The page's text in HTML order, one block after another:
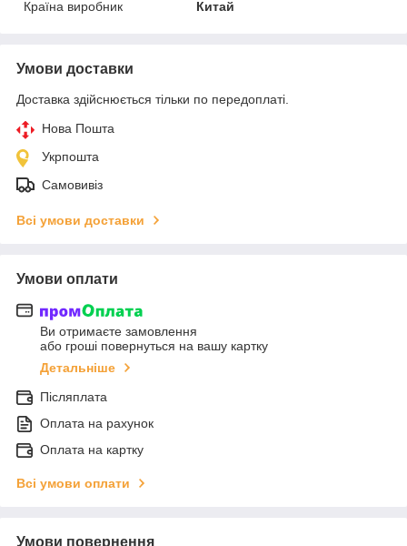
Країна виробник
Китай
Умови доставки
Доставка здійснюється тільки по передоплаті.
Нова Пошта
Укрпошта
Самовивіз
Всі умови доставки
Умови оплати
Ви отримаєте замовлення
або гроші повернуться на вашу картку
Детальніше
Післяплата
Оплата на рахунок
Оплата на картку
Всі умови оплати
Умови повернення